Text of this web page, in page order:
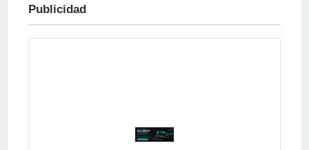
Publicidad
Publicidad